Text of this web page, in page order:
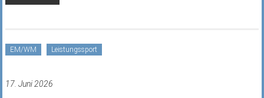
EM/WM Leistungssport
17. Juni 2026